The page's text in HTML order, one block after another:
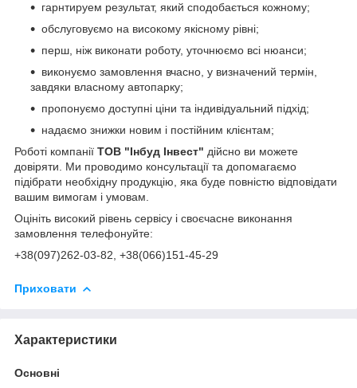
гарнтируем результат, який сподобається кожному;
обслуговуємо на високому якісному рівні;
перш, ніж виконати роботу, уточнюємо всі нюанси;
виконуємо замовлення вчасно, у визначений термін,
завдяки власному автопарку;
пропонуємо доступні ціни та індивідуальний підхід;
надаємо знижки новим і постійним клієнтам;
Роботі компанії ТОВ "Інбуд Інвест" дійсно ви можете
довіряти. Ми проводимо консультації та допомагаємо
підібрати необхідну продукцію, яка буде повністю відповідати
вашим вимогам і умовам.
Оцініть високий рівень сервісу і своєчасне виконання
замовлення телефонуйте:
+38(097)262-03-82 , +38(066)151-45-29
Приховати
Характеристики
Основні